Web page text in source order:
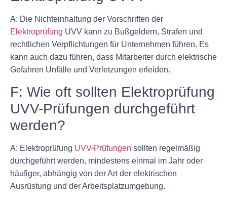
A: Die Nichteinhaltung der Vorschriften der
Elektroprüfung UVV kann zu Bußgeldern, Strafen und
rechtlichen Verpflichtungen für Unternehmen führen. Es
kann auch dazu führen, dass Mitarbeiter durch elektrische
Gefahren Unfälle und Verletzungen erleiden.
F: Wie oft sollten Elektroprüfung
UVV-Prüfungen durchgeführt
werden?
A: Elektroprüfung UVV-Prüfungen sollten regelmäßig
durchgeführt werden, mindestens einmal im Jahr oder
häufiger, abhängig von der Art der elektrischen
Ausrüstung und der Arbeitsplatzumgebung.